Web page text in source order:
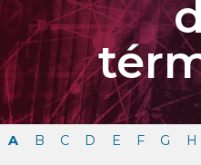
A B C D E F G H